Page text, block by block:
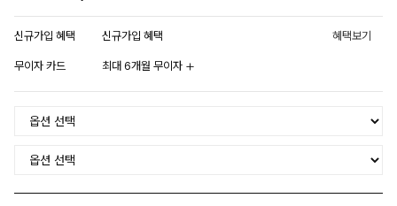
신규가입 혜택 신규가입 혜택 혜택보기
무이자 카드 최대 6개월 무이자